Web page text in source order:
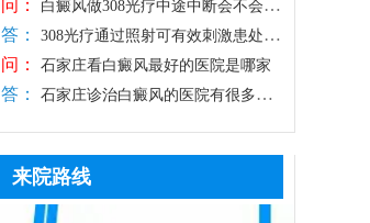
心情舒畅，适度锻炼，平衡免疫功
能，为白斑复色助力。另一方面，要
重视规范治疗，在医生指导下个性化
用药、照光，促进黑色素细胞修复、
肤色渐趋正
预防及抗复发，临床接诊量大，分设不同
科室，能治不同部位、类型、人群、时期
的白斑，主张一人一方，临床祛白效果得
到验证。医生治白癜风注重中医调理，为
络，为黑色素细胞修复、再生创造良好的
条件。
疗方向，需要进行仪器检查。三维皮肤CT
是医院诊断白斑的现代化仪器，能够实时
探测基底层黑色素细胞数目、结构、运动
轨迹等，为白斑诊断提供科学依据。不同
的结果可能存在细微的差异，建议选择正
规医院就诊。比如石家庄远大中医皮肤病
医院，可提供伍德灯、三维皮肤CT
问：
响之前的效果
答：
色素细胞再生、修复皮损，黑色素的生成
与稳定需要持续的疗程积累，规律照光可
谢的良性循环，而突然中断会让激活的细
胞活性回落，色素再生进程停滞，甚至出
现复色色素消退、白斑反复的情况，大幅
问： 石家庄看白癜风最好的医院是哪家
答：
别，一定要选择具备正规资质的医院就
诊，避免误诊误治加重白斑病情。石家庄
远大深耕白癜风专项诊疗多年，坚持专病
来院路线